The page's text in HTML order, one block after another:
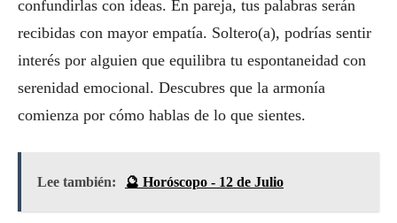
confundirlas con ideas. En pareja, tus palabras serán
recibidas con mayor empatía. Soltero(a), podrías sentir
interés por alguien que equilibra tu espontaneidad con
serenidad emocional. Descubres que la armonía
comienza por cómo hablas de lo que sientes.
Lee también: 🔮 Horóscopo - 12 de Julio